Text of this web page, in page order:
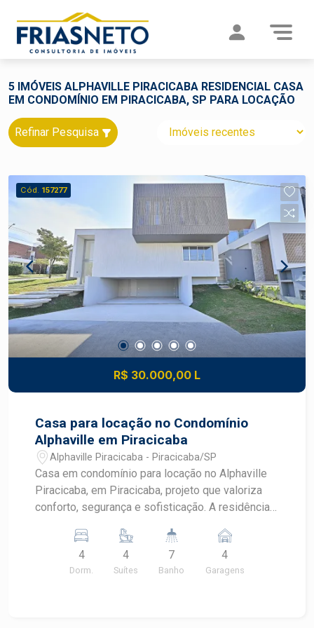
5 IMÓVEIS ALPHAVILLE PIRACICABA RESIDENCIAL CASA
EM CONDOMÍNIO EM PIRACICABA, SP PARA LOCAÇÃO
Refinar Pesquisa
Cód. 157277
R$ 30.000,00 L
Casa para locação no Condomínio
Alphaville em Piracicaba
Alphaville Piracicaba - Piracicaba/SP
Casa em condomínio para locação no Alphaville
Piracicaba, em Piracicaba, projeto que valoriza
conforto, segurança e sofisticação. A residência
completa para uma rotina com mais qualidade de
amplas - 7 banheiros - 4 vagas de garagem - Sala
4
Dorm.
4
Suítes
7
Banho
4
Garagens